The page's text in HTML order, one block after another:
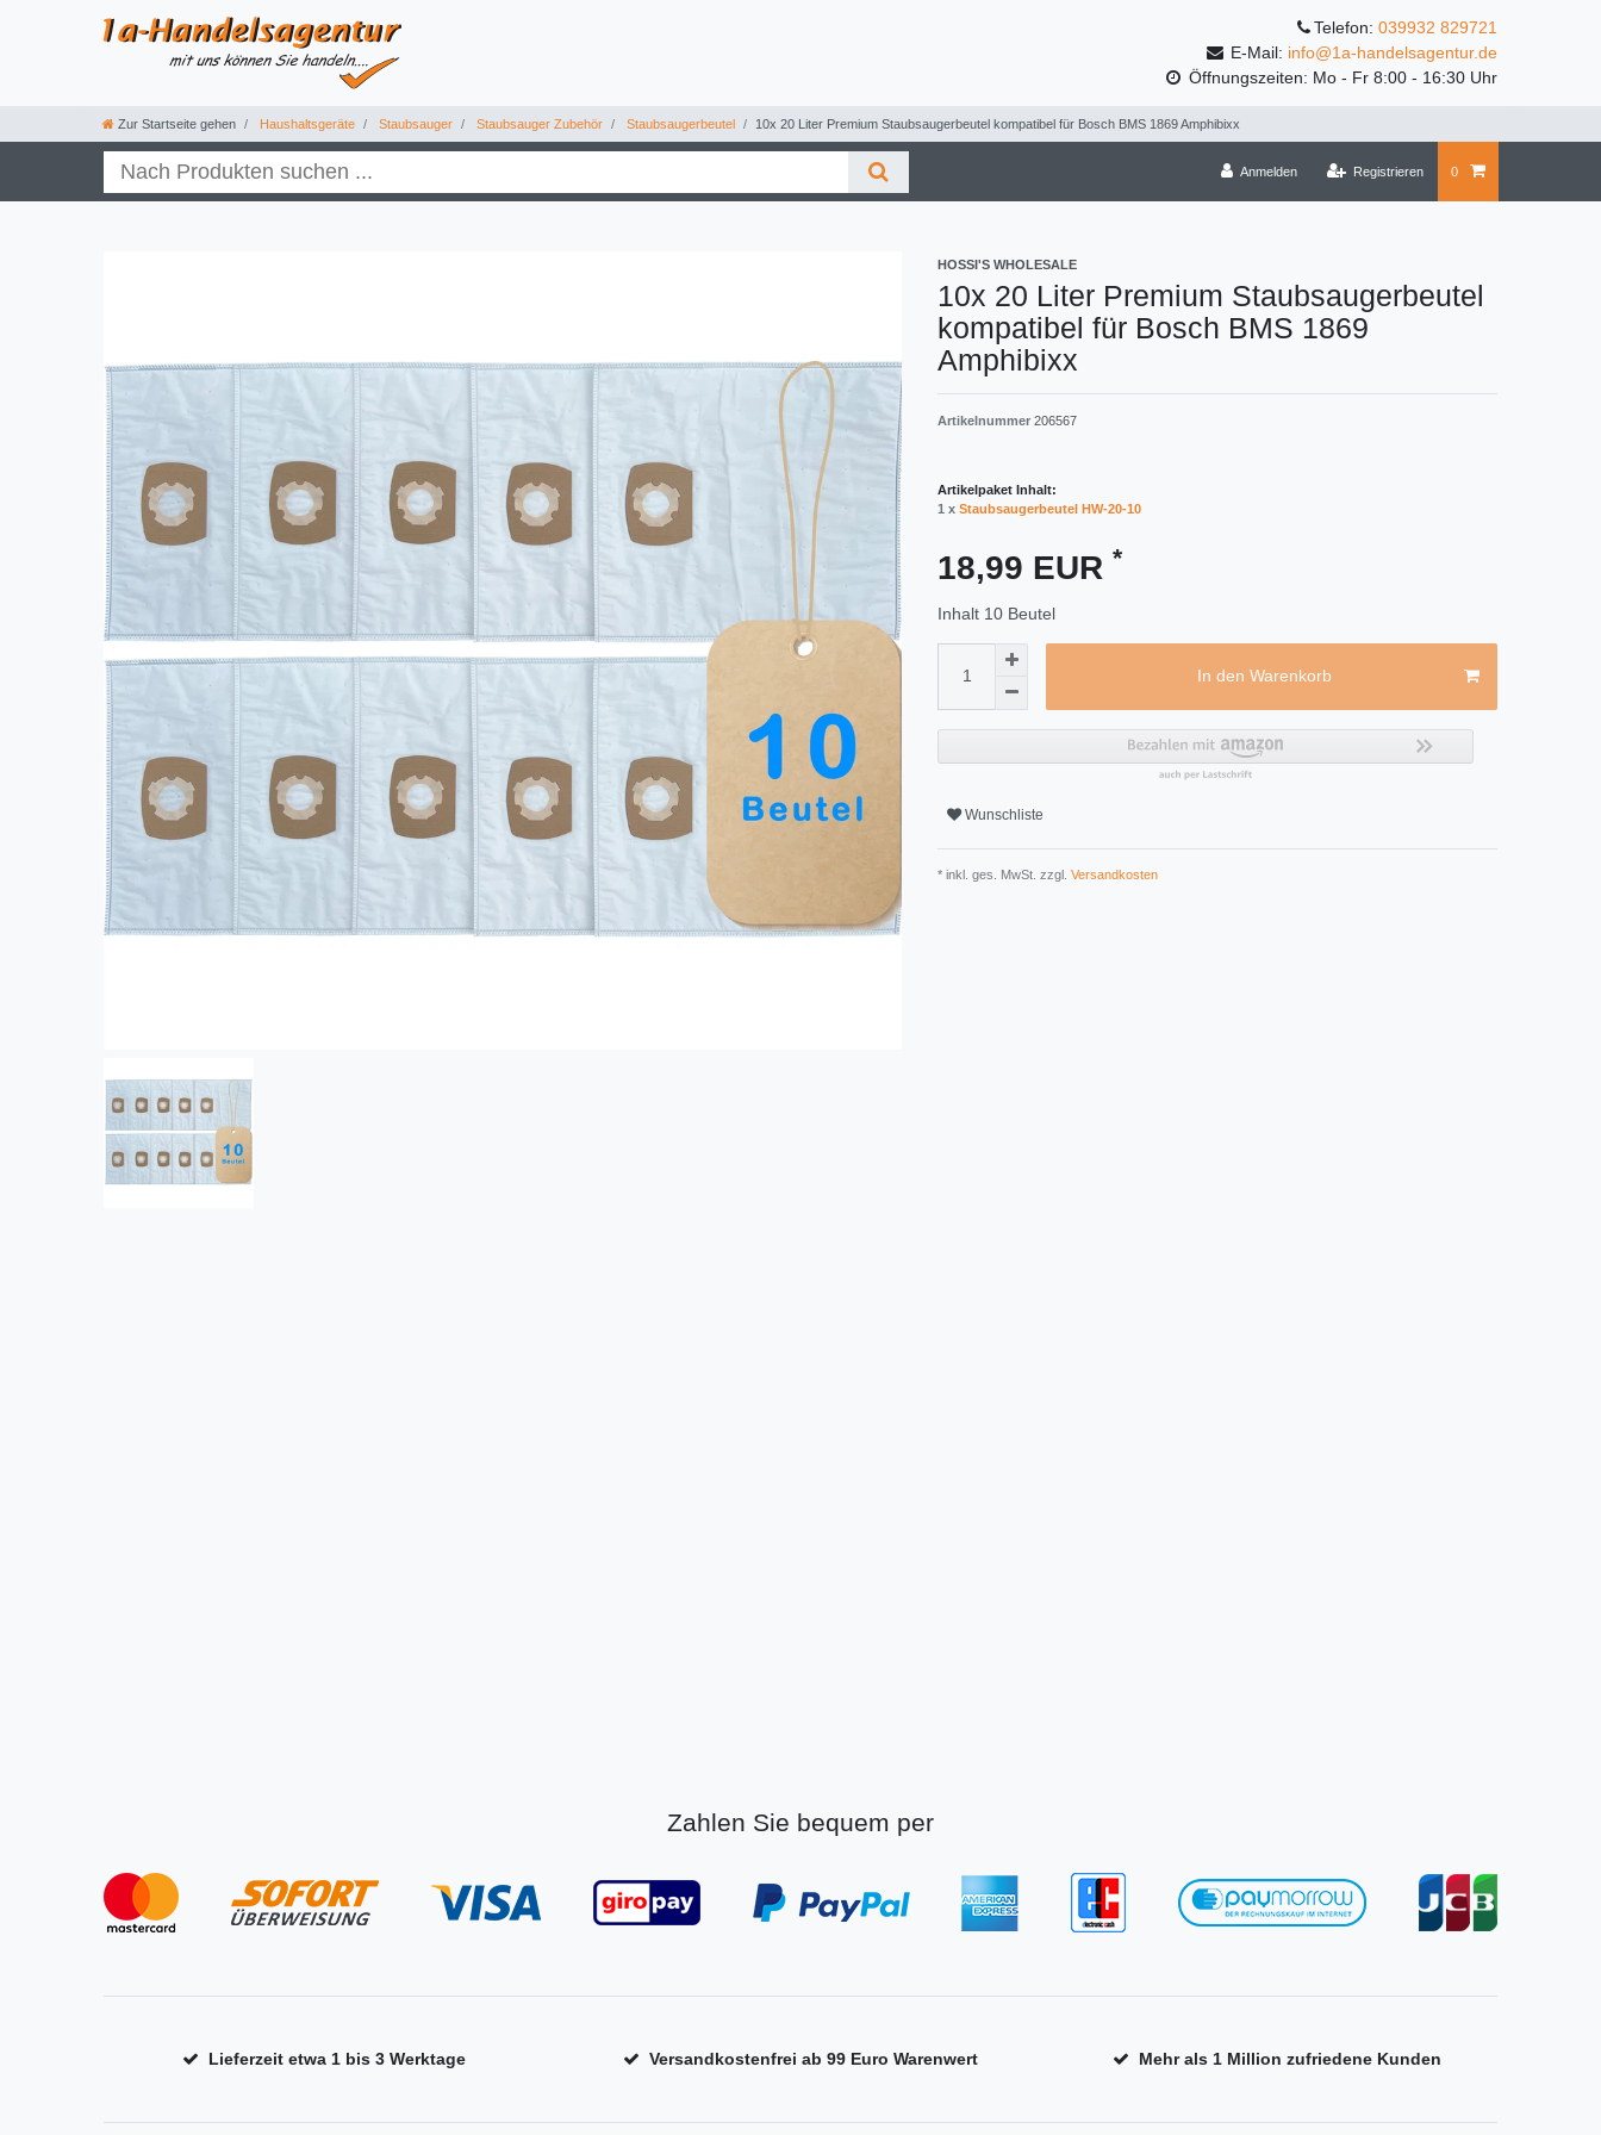
Telefon: 039932 829721
E-Mail: info@1a-handelsagentur.de
Öffnungszeiten: Mo - Fr 8:00 - 16:30 Uhr
Zur Startseite gehen Haushaltsgeräte Staubsauger Staubsauger Zubehör Staubsaugerbeutel 10x 20 Liter Premium Staubsaugerbeutel kompatibel für Bosch BMS 1869 Amphibixx
Anmelden Registrieren 0
HOSSI'S WHOLESALE
10x 20 Liter Premium Staubsaugerbeutel
kompatibel für Bosch BMS 1869
Amphibixx
Artikelnummer 206567
Artikelpaket Inhalt:
1 x Staubsaugerbeutel HW-20-10
18,99 EUR *
Inhalt 10 Beutel
In den Warenkorb
Wunschliste
* inkl. ges. MwSt. zzgl. Versandkosten
Zahlen Sie bequem per
Lieferzeit etwa 1 bis 3 Werktage Versandkostenfrei ab 99 Euro Warenwert Mehr als 1 Million zufriedene Kunden